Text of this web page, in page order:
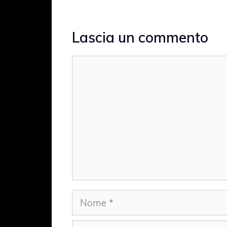
Lascia un commento
Nome